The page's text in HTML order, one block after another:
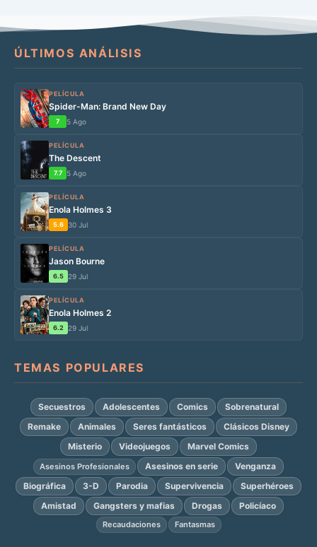
ÚLTIMOS ANÁLISIS
PELÍCULA
Spider-Man: Brand New Day
7 5 Ago
PELÍCULA
The Descent
7.7 5 Ago
PELÍCULA
Enola Holmes 3
5.6 30 Jul
PELÍCULA
Jason Bourne
6.5 29 Jul
PELÍCULA
Enola Holmes 2
6.2 29 Jul
TEMAS POPULARES
Secuestros Adolescentes Comics
Sobrenatural
Remake
Animales Seres fantásticos
Clásicos Disney
Misterio
Videojuegos Marvel Comics
Asesinos Profesionales Asesinos en serie
Venganza
Biográfica
3-D Parodia Supervivencia
Superhéroes
Amistad
Gangsters y mafias Drogas Policíaco
Recaudaciones Fantasmas